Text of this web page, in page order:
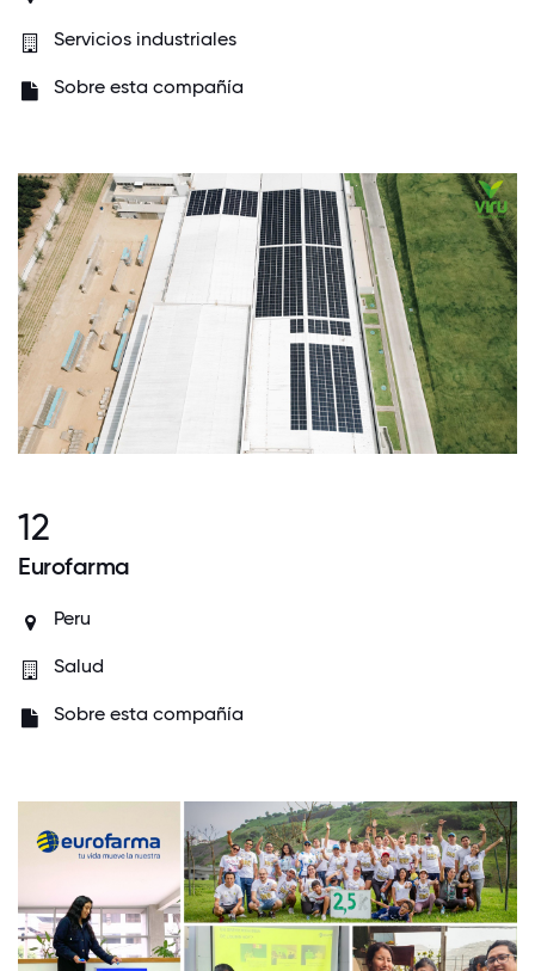
Servicios industriales
Sobre esta compañía
12
Eurofarma
Peru
Salud
Sobre esta compañía